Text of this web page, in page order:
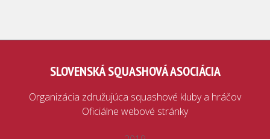
SLOVENSKÁ SQUASHOVÁ ASOCIÁCIA
Organizácia združujúca squashové kluby a hráčov
Oficiálne webové stránky